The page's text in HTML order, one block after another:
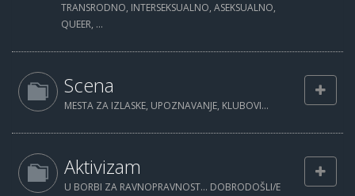
TRANSRODNO, INTERSEKSUALNO, ASEKSUALNO,
QUEER, ...
Scena
MESTA ZA IZLASKE, UPOZNAVANJE, KLUBOVI...
Aktivizam
U BORBI ZA RAVNOPRAVNOST... DOBRODOŠLI/E